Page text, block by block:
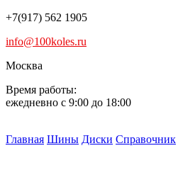
+7(917) 562 1905
info@100koles.ru
Москва
Время работы:
ежедневно с 9:00 до 18:00
Главная Шины Диски Справочник